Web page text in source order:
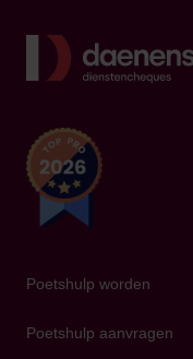
Poetshulp worden
Poetshulp aanvragen